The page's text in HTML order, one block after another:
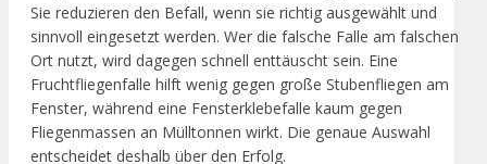
Sie reduzieren den Befall, wenn sie richtig ausgewählt und
sinnvoll eingesetzt werden. Wer die falsche Falle am falschen
Ort nutzt, wird dagegen schnell enttäuscht sein. Eine
Fruchtfliegenfalle hilft wenig gegen große Stubenfliegen am
Fenster, während eine Fensterklebefalle kaum gegen
Fliegenmassen an Mülltonnen wirkt. Die genaue Auswahl
entscheidet deshalb über den Erfolg.